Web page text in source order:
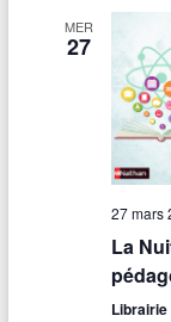
MER
27
27 mars
La